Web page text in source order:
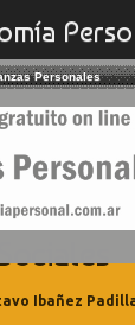
28/12/2017
Ibañez
Personales